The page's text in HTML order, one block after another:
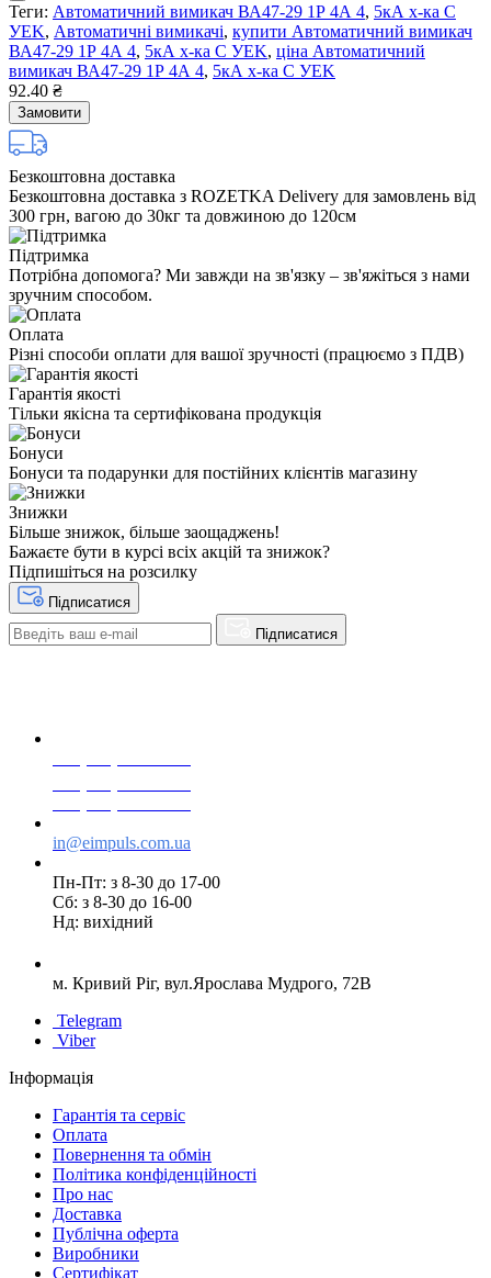
Теги: Автоматичний вимикач ВА47-29 1Р 4А 4, 5кА х-ка C
УEK, Автоматичні вимикачі, купити Автоматичний вимикач
ВА47-29 1Р 4А 4, 5кА х-ка C УEK, ціна Автоматичний
вимикач ВА47-29 1Р 4А 4, 5кА х-ка C УEK
92.40 ₴
Замовити
Безкоштовна доставка
Безкоштовна доставка з ROZETKA Delivery для замовлень від
300 грн, вагою до 30кг та довжиною до 120см
Підтримка
Потрібна допомога? Ми завжди на зв'язку – зв'яжіться з нами
зручним способом.
Оплата
Різні способи оплати для вашої зручності (працюємо з ПДВ)
Гарантія якості
Тільки якісна та сертифікована продукція
Бонуси
Бонуси та подарунки для постійних клієнтів магазину
Знижки
Більше знижок, більше заощаджень!
Бажаєте бути в курсі всіх акцій та знижок?
Підпишіться на розсилку
Підписатися
Підписатися
in@eimpuls.com.ua
Пн-Пт: з 8-30 до 17-00
Сб: з 8-30 до 16-00
Нд: вихідний
м. Кривий Ріг, вул.Ярослава Мудрого, 72В
Telegram
Viber
Інформація
Гарантія та сервіс
Оплата
Повернення та обмін
Політика конфіденційності
Про нас
Доставка
Публічна оферта
Виробники
Сертифікат